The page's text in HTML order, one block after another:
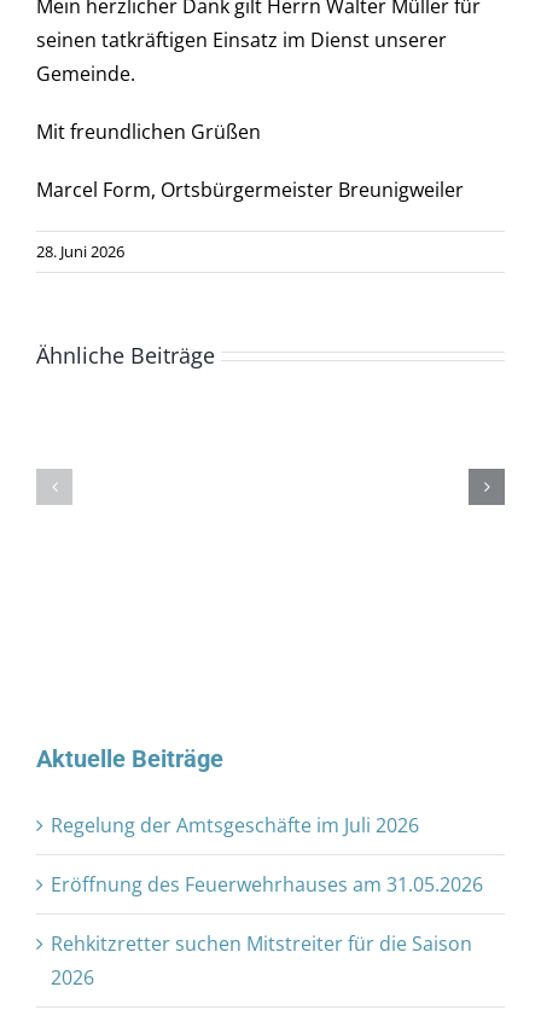
Mein herzlicher Dank gilt Herrn Walter Müller für
seinen tatkräftigen Einsatz im Dienst unserer
Gemeinde.
Mit freundlichen Grüßen
Marcel Form, Ortsbürgermeister Breunigweiler
28. Juni 2026
Ähnliche Beiträge
Aktuelle Beiträge
Regelung der Amtsgeschäfte im Juli 2026
Eröffnung des Feuerwehrhauses am 31.05.2026
Rehkitzretter suchen Mitstreiter für die Saison
2026